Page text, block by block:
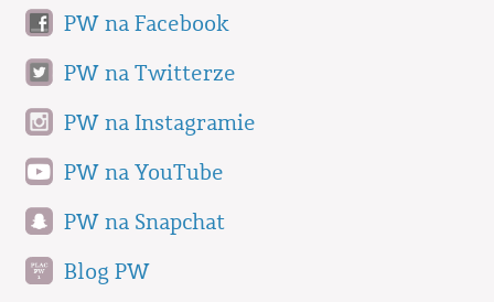
PW na Facebook
PW na Twitterze
PW na Instagramie
PW na YouTube
PW na Snapchat
Blog PW